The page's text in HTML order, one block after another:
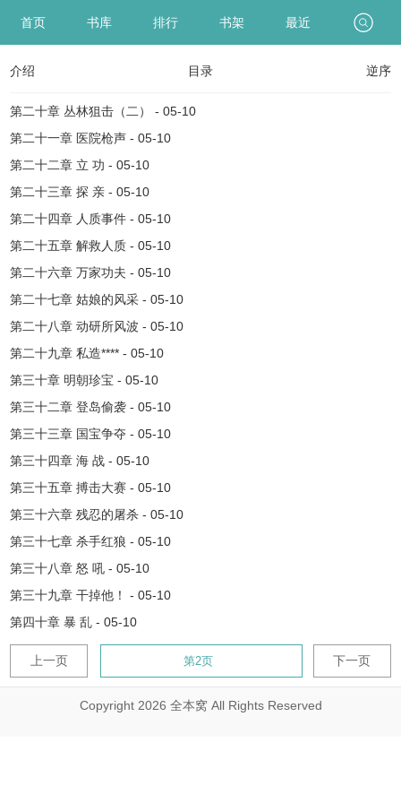
首页 书库 排行 书架 最近
介绍 目录 逆序
第二十章 丛林狙击（二） - 05-10
第二十一章 医院枪声 - 05-10
第二十二章 立 功 - 05-10
第二十三章 探 亲 - 05-10
第二十四章 人质事件 - 05-10
第二十五章 解救人质 - 05-10
第二十六章 万家功夫 - 05-10
第二十七章 姑娘的风采 - 05-10
第二十八章 动研所风波 - 05-10
第二十九章 私造**** - 05-10
第三十章 明朝珍宝 - 05-10
第三十二章 登岛偷袭 - 05-10
第三十三章 国宝争夺 - 05-10
第三十四章 海 战 - 05-10
第三十五章 搏击大赛 - 05-10
第三十六章 残忍的屠杀 - 05-10
第三十七章 杀手红狼 - 05-10
第三十八章 怒 吼 - 05-10
第三十九章 干掉他！ - 05-10
第四十章 暴 乱 - 05-10
上一页 下一页
Copyright 2026 全本窝 All Rights Reserved